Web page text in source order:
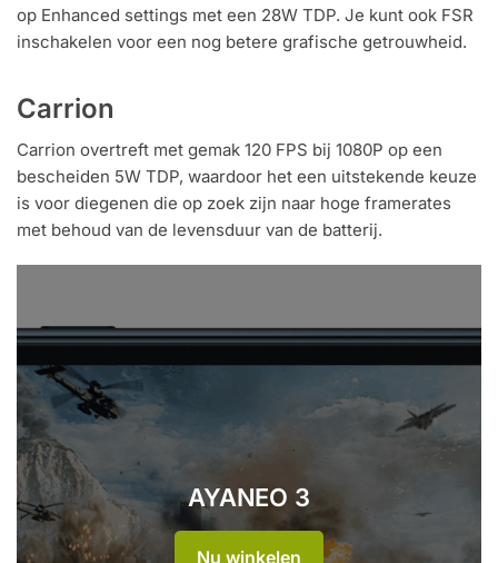
op Enhanced settings met een 28W TDP. Je kunt ook FSR
inschakelen voor een nog betere grafische getrouwheid.
Carrion
Carrion overtreft met gemak 120 FPS bij 1080P op een
bescheiden 5W TDP, waardoor het een uitstekende keuze
is voor diegenen die op zoek zijn naar hoge framerates
met behoud van de levensduur van de batterij.
AYANEO 3
Nu winkelen